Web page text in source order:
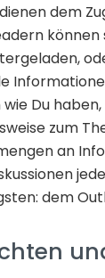
dem
Du
zum
an
dem